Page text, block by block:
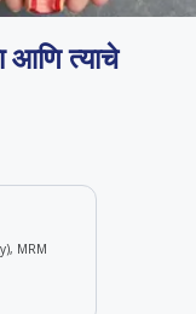
आणि त्याचे
MRM